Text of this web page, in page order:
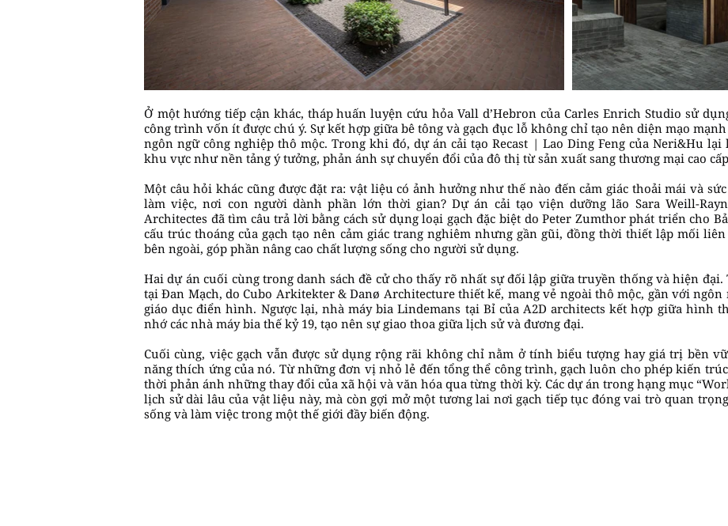
Ở một hướng tiếp cận khác, tháp huấn luyện cứu hỏa Vall d’Hebron của Carles Enrich Studio sử
công trình vốn ít được chú ý. Sự kết hợp giữa bê tông và gạch đục lỗ không chỉ tạo nên diện mạo
ngôn ngữ công nghiệp thô mộc. Trong khi đó, dự án cải tạo Recast | Lao Ding Feng của Neri&Hu
khu vực như nền tảng ý tưởng, phản ánh sự chuyển đổi của đô thị từ sản xuất sang thương mại cao
Một câu hỏi khác cũng được đặt ra: vật liệu có ảnh hưởng như thế nào đến cảm giác thoải mái và
làm việc, nơi con người dành phần lớn thời gian? Dự án cải tạo viện dưỡng lão Sara Weill-
Architectes đã tìm câu trả lời bằng cách sử dụng loại gạch đặc biệt do Peter Zumthor phát triển cho
cấu trúc thoáng của gạch tạo nên cảm giác trang nghiêm nhưng gần gũi, đồng thời thiết lập mối
bên ngoài, góp phần nâng cao chất lượng sống cho người sử dụng.
Hai dự án cuối cùng trong danh sách đề cử cho thấy rõ nhất sự đối lập giữa truyền thống và hiện
tại Đan Mạch, do Cubo Arkitekter & Danø Architecture thiết kế, mang vẻ ngoài thô mộc, gần với
giáo dục điển hình. Ngược lại, nhà máy bia Lindemans tại Bỉ của A2D architects kết hợp giữa hình
nhớ các nhà máy bia thế kỷ 19, tạo nên sự giao thoa giữa lịch sử và đương đại.
Cuối cùng, việc gạch vẫn được sử dụng rộng rãi không chỉ nằm ở tính biểu tượng hay giá trị bền
năng thích ứng của nó. Từ những đơn vị nhỏ lẻ đến tổng thể công trình, gạch luôn cho phép kiến
thời phản ánh những thay đổi của xã hội và văn hóa qua từng thời kỳ. Các dự án trong hạng mục
lịch sử dài lâu của vật liệu này, mà còn gợi mở một tương lai nơi gạch tiếp tục đóng vai trò quan
sống và làm việc trong một thế giới đầy biến động.